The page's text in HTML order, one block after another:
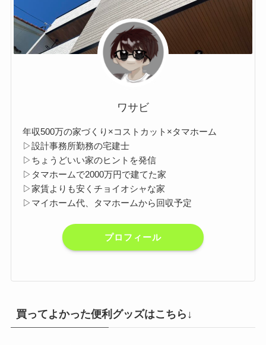
ワサビ
年収500万の家づくり×コストカット×タマホーム
▷設計事務所勤務の宅建士
▷ちょうどいい家のヒントを発信
▷タマホームで2000万円で建てた家
▷家賃よりも安くチョイオシャな家
▷マイホーム代、タマホームから回収予定
プロフィール
買ってよかった便利グッズはこちら↓